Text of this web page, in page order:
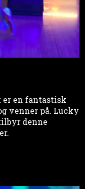
er en fantastisk
venner på. Lucky
denne